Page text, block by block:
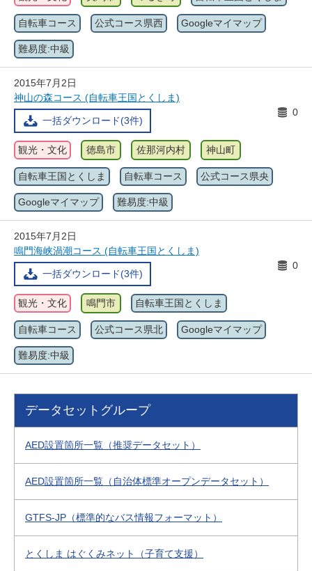
自転車コース 公式コース県西 Googleマイマップ
難易度:中級
2015年7月2日
神山の森コース (自転車王国とくしま)
一括ダウンロード(3件)
0
観光・文化 徳島市 佐那河内村 神山町
自転車王国とくしま 自転車コース 公式コース県央
Googleマイマップ 難易度:中級
2015年7月2日
鳴門海峡渦潮コース (自転車王国とくしま)
一括ダウンロード(3件)
0
観光・文化 鳴門市 自転車王国とくしま
自転車コース 公式コース県北 Googleマイマップ
難易度:中級
データセットグループ
AED設置箇所一覧（推奨データセット）
AED設置箇所一覧（自治体標準オープンデータセット）
GTFS-JP（標準的なバス情報フォーマット）
とくしま はぐくみネット（子育て支援）